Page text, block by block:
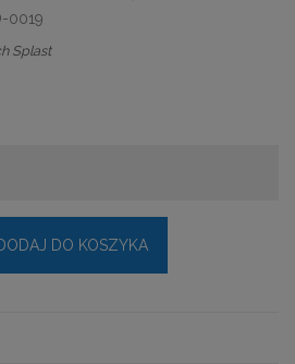
0019
Splast
DO KOSZYKA